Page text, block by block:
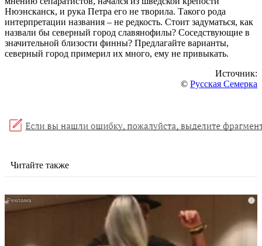
Нюэнсканск, и рука Петра его не творила. Такого рода
интерпретации названия – не редкость. Стоит задуматься, как
назвали бы северный город славянофилы? Соседствующие в
значительной близости финны? Предлагайте варианты,
северный город примерил их много, ему не привыкать.
Источник:
© Русская Семерка
Читайте также
i